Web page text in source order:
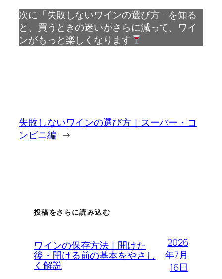
次に「失敗しないワインの選び方」を知る
と、買うときの迷いがさらに減って、ワイ
ンがもっと楽しくなります
失敗しないワインの選び方｜スーパー・コ
ンビニ編 →
投稿をさらに読み込む
ワインの保存方法｜開けた
後・開ける前の基本をやさし
く解説
2026
年7月
16日